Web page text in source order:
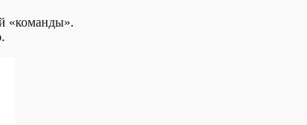
«команды».